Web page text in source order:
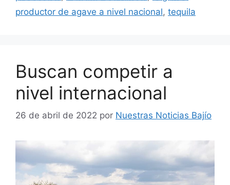
productor de agave a nivel nacional, tequila
Buscan competir a
nivel internacional
26 de abril de 2022 por Nuestras Noticias Bajío